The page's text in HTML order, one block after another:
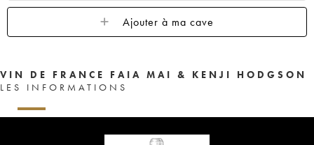
Ajouter à ma cave
VIN DE FRANCE FAIA MAI & KENJI HODGSON
LES INFORMATIONS